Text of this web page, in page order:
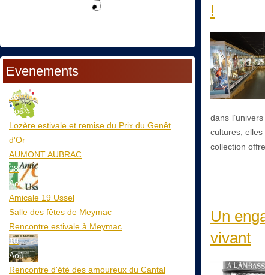
Evenements
06
Aoû
Lozère estivale et remise du Prix du Genêt
d'Or
AUMONT AUBRAC
08
Aoû
Amicale 19 Ussel
Salle des fêtes de Meymac
Rencontre estivale à Meymac
10
Aoû
Rencontre d'été des amoureux du Cantal
!
dans
cultures,
collection
Un
vivant